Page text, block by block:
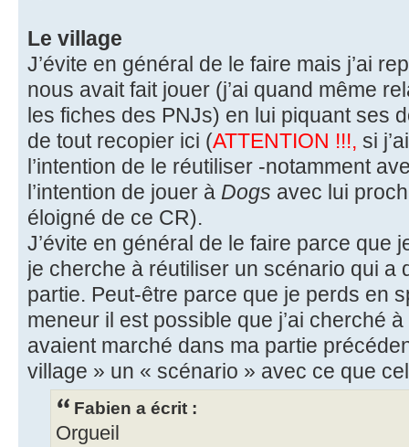
Le village
J’évite en général de le faire mais j’ai
nous avait fait jouer (j’ai quand même
les fiches des PNJs) en lui piquant ses
de tout recopier ici (ATTENTION !!!, si
l’intention de le réutiliser -notamment
l’intention de jouer à Dogs avec lui
éloigné de ce CR).
J’évite en général de le faire parce que
je cherche à réutiliser un scénario qui a
partie. Peut-être parce que je perds en
meneur il est possible que j’ai cherché
avaient marché dans ma partie
village » un « scénario » avec ce que
Fabien a écrit :
Orgueil